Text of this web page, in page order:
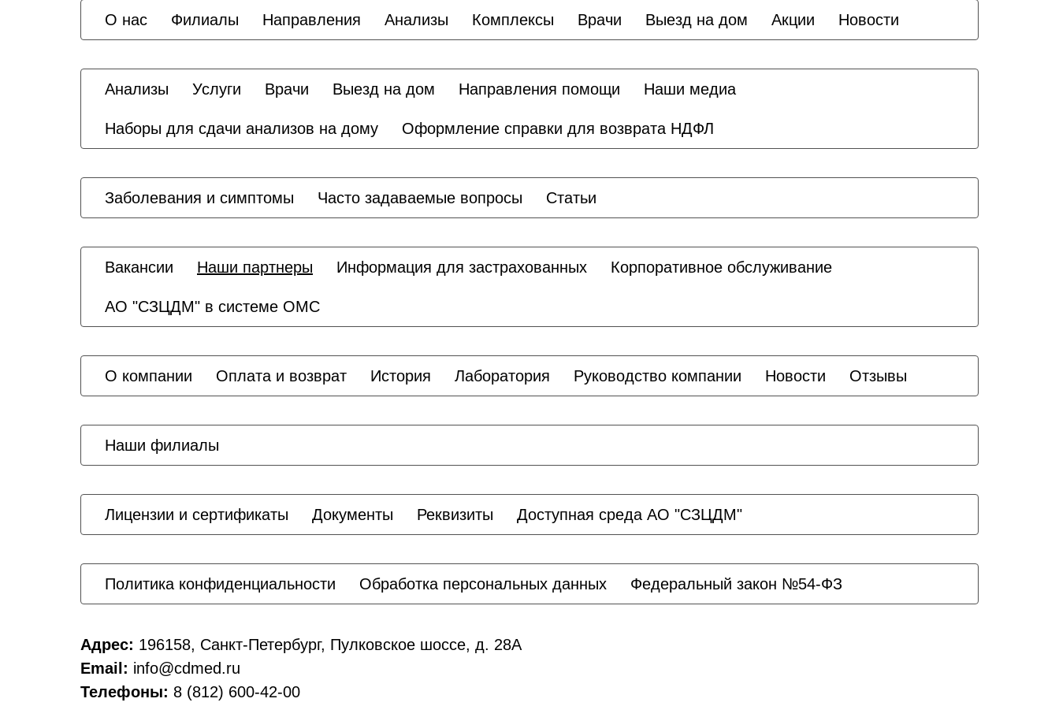
О нас Филиалы Направления Анализы Комплексы Врачи Выезд на дом Акции Новости
Анализы Услуги Врачи Выезд на дом Направления помощи Наши медиа
Наборы для сдачи анализов на дому Оформление справки для возврата НДФЛ
Заболевания и симптомы Часто задаваемые вопросы Статьи
Вакансии Наши партнеры Информация для застрахованных Корпоративное обслуживание
АО "СЗЦДМ" в системе ОМС
О компании Оплата и возврат История Лаборатория Руководство компании Новости Отзывы
Наши филиалы
Лицензии и сертификаты Документы Реквизиты Доступная среда АО "СЗЦДМ"
Политика конфиденциальности Обработка персональных данных Федеральный закон №54-ФЗ
Адрес: 196158, Санкт-Петербург, Пулковское шоссе, д. 28А
Email: info@cdmed.ru
Телефоны: 8 (812) 600-42-00